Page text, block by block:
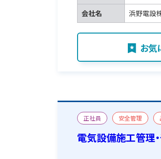
会社名
浜野電設
お気
正社員 安全管理
電気設備施工管理